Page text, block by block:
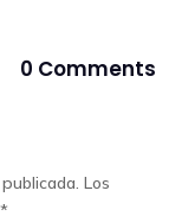
0 Comments
Los
*